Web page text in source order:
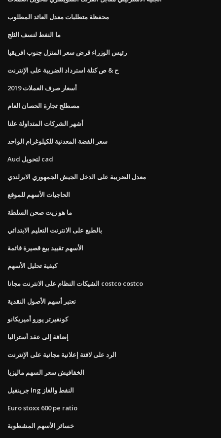
محفظة متطلبات معدل العائد المطلوب
ما النفط لنسف الثلج
رئيس الوزراء قرض سعر المنزل جنوب افريقيا
ح & ص كتلة استرداد الضريبة على الإنترنت
أسعار صرف العملات 2019
مصطلح تجارة الحصان العام
أشهر الشركات المتداولة علنا
سعر الفضة المعدنية للكيلوغرام الواحد
Aud لتحويل cad
معدل الضريبة على الدخل الجيش الجمهوري الايرلندي
الحاجيات الأسهم للموقع
ما هو زيت صحن السلطة
بالطبع على الانترنت التعليم الابتدائي
الأسهم تقييد بيع قصيرة قائمة
كيفية تحليل الأسهم
الشيكات النظام على الانترنت مجانا costco costco
تعتبر أسهم الأصول النقدية
كونفيرتر يورو أميريكانو
إضافة إلى عقد أستراليا
الرد على لافتة إعلانية مجانية على الإنترنت
الخفافيش سعر السهم ماليزيا
جرينفيل lng النفط والغاز
Euro stoxx 600 pe ratio
خسائر الأسهم المشطوبة